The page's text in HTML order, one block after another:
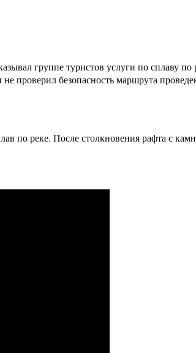
группе туристов услуги по сплаву
проверил безопасность маршрута
по реке. После столкновения рафта с